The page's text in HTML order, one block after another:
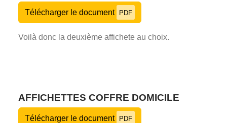
Télécharger le document PDF
Voilà donc la deuxième affichete au choix.
AFFICHETTES COFFRE DOMICILE
Télécharger le document PDF